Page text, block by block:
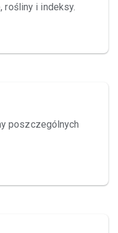
rośliny i indeksy.
poszczególnych